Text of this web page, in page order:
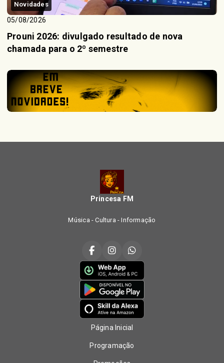
Novidades
05/08/2026
Prouni 2026: divulgado resultado de nova
chamada para o 2º semestre
Princesa FM
Música - Cultura - Informação
Página Inicial
Programação